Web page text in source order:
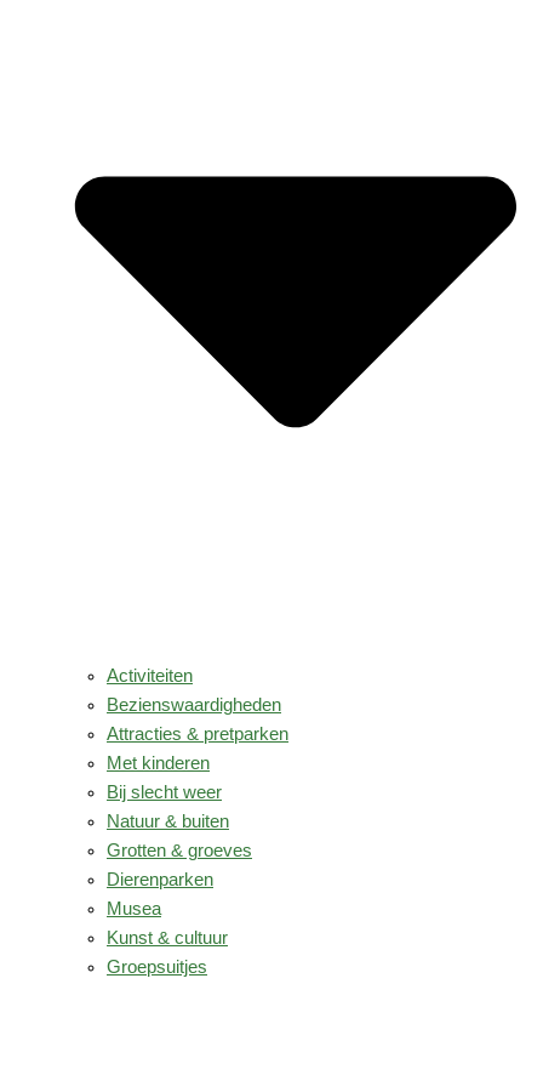
Activiteiten
Bezienswaardigheden
Attracties & pretparken
Met kinderen
Bij slecht weer
Natuur & buiten
Grotten & groeves
Dierenparken
Musea
Kunst & cultuur
Groepsuitjes